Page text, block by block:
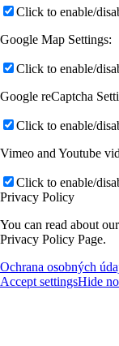
Click to enable/
Google Map Settings:
Click to enable/
Google reCaptcha
Click to enable/
Vimeo and Youtube
Click to enable/
Privacy Policy
You can read about
Privacy Policy Page.
Ochrana osobných
Accept settingsHide